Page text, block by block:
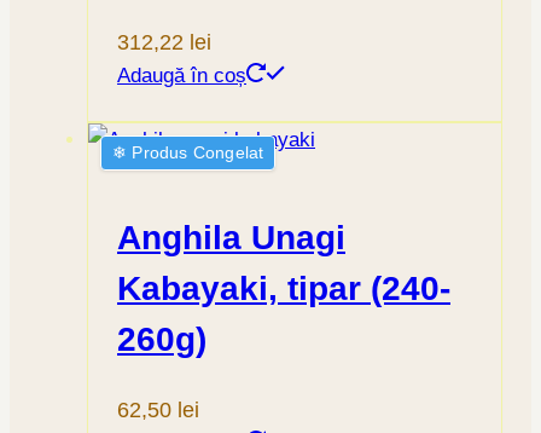
312,22 lei
Adaugă în coș
❄︎ Produs Congelat
Anghila Unagi
Kabayaki, tipar (240-
260g)
62,50 lei